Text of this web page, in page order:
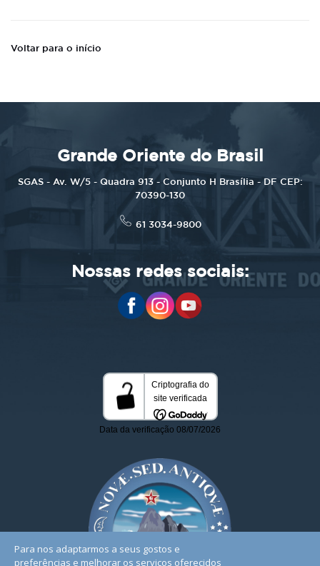
Voltar para o início
Grande Oriente do Brasil
SGAS - Av. W/5 - Quadra 913 - Conjunto H Brasília - DF CEP:
70390-130
61 3034-9800
Nossas redes sociais:
Para nos adaptarmos a seus gostos e
preferências e melhorar os serviços oferecidos